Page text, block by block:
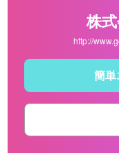
株
http://
簡